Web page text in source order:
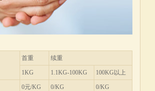
首重 续重
1KG 1.1KG-100KG 100KG以上
0元/KG 0/KG 0/KG